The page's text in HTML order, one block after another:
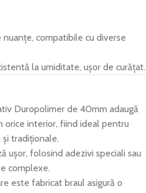
compatibile cu diverse
la umiditate, ușor de curățat.
Duropolimer de 40mm adaugă
orice interior, fiind ideal pentru
tradiționale.
ușor, folosind adezivi speciali sau
complexe.
este fabricat braul asigură o